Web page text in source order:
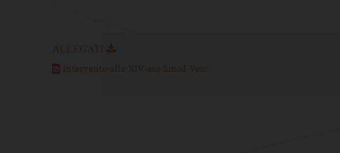
Intervento-alla-XIV-ass-Sinod-Vesc